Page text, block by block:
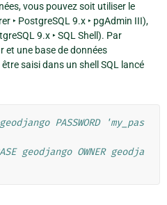
vous pouvez soit utiliser le
‣ PostgreSQL 9.x ‣ pgAdmin III),
9.x ‣ SQL Shell ). Par
et une base de données
saisi dans un shell SQL lancé
PASSWORD 'my_pas
geodjango OWNER geodja